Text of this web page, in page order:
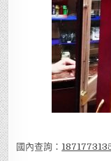
國內查詢：